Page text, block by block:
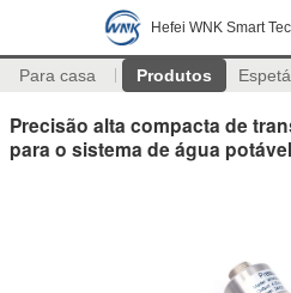
Hefei WNK Smart
Para casa Produtos
Precisão alta compacta de
para o sistema de água potável